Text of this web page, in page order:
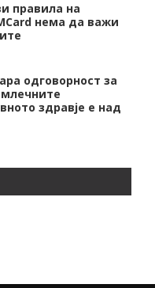
правила на
нема да важи
одговорност за
здравје е над